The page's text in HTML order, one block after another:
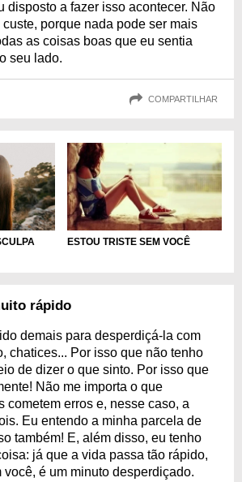
disposto a fazer isso acontecer. Não
porque nada pode ser mais
as coisas boas que eu sentia
seu lado.
COMPARTILHAR
ESTOU TRISTE SEM VOCÊ
rápido
demais para desperdiçá-la com
chatices... Por isso que não tenho
de dizer o que sinto. Por isso que
Não me importa o que
cometem erros e, nesse caso, a
Eu entendo a minha parcela de
também! E, além disso, eu tenho
já que a vida passa tão rápido,
você, é um minuto desperdiçado.